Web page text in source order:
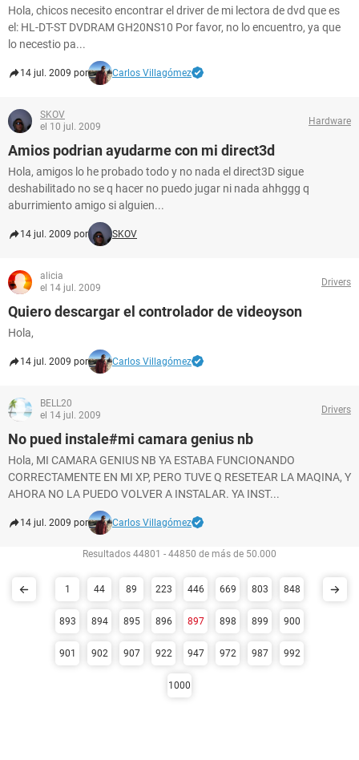
Hola, chicos necesito encontrar el driver de mi lectora de dvd que es
el: HL-DT-ST DVDRAM GH20NS10 Por favor, no lo encuentro, ya que
lo necestio pa...
14 jul. 2009 por Carlos Villagómez
SKOV
el 10 jul. 2009
Hardware
Amios podrian ayudarme con mi direct3d
Hola, amigos lo he probado todo y no nada el direct3D sigue
deshabilitado no se q hacer no puedo jugar ni nada ahhggg q
aburrimiento amigo si alguien...
14 jul. 2009 por SKOV
alicia
el 14 jul. 2009
Drivers
Quiero descargar el controlador de videoyson
Hola,
14 jul. 2009 por Carlos Villagómez
BELL20
el 14 jul. 2009
Drivers
No pued instale#mi camara genius nb
Hola, MI CAMARA GENIUS NB YA ESTABA FUNCIONANDO
CORRECTAMENTE EN MI XP, PERO TUVE Q RESETEAR LA MAQINA, Y
AHORA NO LA PUEDO VOLVER A INSTALAR. YA INST...
14 jul. 2009 por Carlos Villagómez
Resultados 44801 - 44850 de más de 50.000
1 44 89 223 446 669 803 848
893 894 895 896 897 898 899 900
901 902 907 922 947 972 987 992
1000